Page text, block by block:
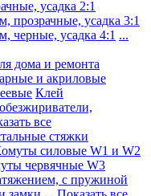
усадка 2:1
прозрачные, усадка 3:1
черные, усадка 4:1 ...
дома и ремонта
и акриловые
Клей
все
стяжки
силовые W1 и W2
червячные W3
с пружиной